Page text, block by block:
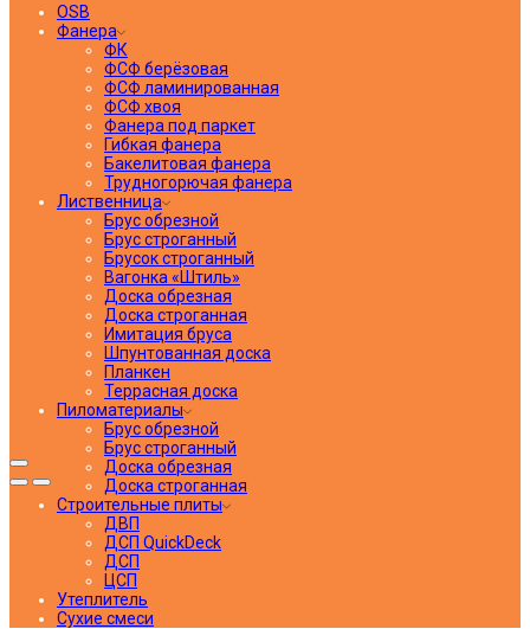
OSB
Фанера
ФК
ФСФ берёзовая
ФСФ ламинированная
ФСФ хвоя
Фанера под паркет
Гибкая фанера
Бакелитовая фанера
Трудногорючая фанера
Лиственница
Брус обрезной
Брус строганный
Брусок строганный
Вагонка «Штиль»
Доска обрезная
Доска строганная
Имитация бруса
Шпунтованная доска
Планкен
Террасная доска
Пиломатериалы
Брус обрезной
Брус строганный
Доска обрезная
Доска строганная
Строительные плиты
ДВП
ДСП QuickDeck
ДСП
ЦСП
Утеплитель
Сухие смеси